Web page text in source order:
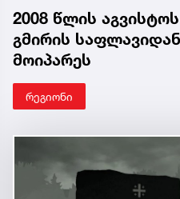
2008 წლის
გმირის
მოიპარეს
რეგიონი